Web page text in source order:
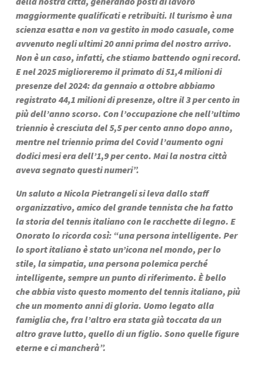
maggiormente qualificati e retribuiti. Il turismo è una
scienza esatta e non va gestito in modo casuale, come
avvenuto negli ultimi 20 anni prima del nostro arrivo.
Non è un caso, infatti, che stiamo battendo ogni record.
E nel 2025 miglioreremo il primato di 51,4 milioni di
presenze del 2024: da gennaio a ottobre abbiamo
registrato 44,1 milioni di presenze, oltre il 3 per cento in
più dell’anno scorso. Con l’occupazione che nell’ultimo
triennio è cresciuta del 5,5 per cento anno dopo anno,
mentre nel triennio prima del Covid l’aumento ogni
dodici mesi era dell’1,9 per cento. Mai la nostra città
aveva segnato questi numeri”.
Un saluto a Nicola Pietrangeli si leva dallo staff
organizzativo, amico del grande tennista che ha fatto
la storia del tennis italiano con le racchette di legno. E
Onorato lo ricorda così: “una persona intelligente. Per
lo sport italiano è stato un’icona nel mondo, per lo
stile, la simpatia, una persona polemica perché
intelligente, sempre un punto di riferimento. È bello
che abbia visto questo momento del tennis italiano, più
che un momento anni di gloria. Uomo legato alla
famiglia che, fra l’altro era stata già toccata da un
altro grave lutto, quello di un figlio. Sono quelle figure
eterne e ci mancherà”.